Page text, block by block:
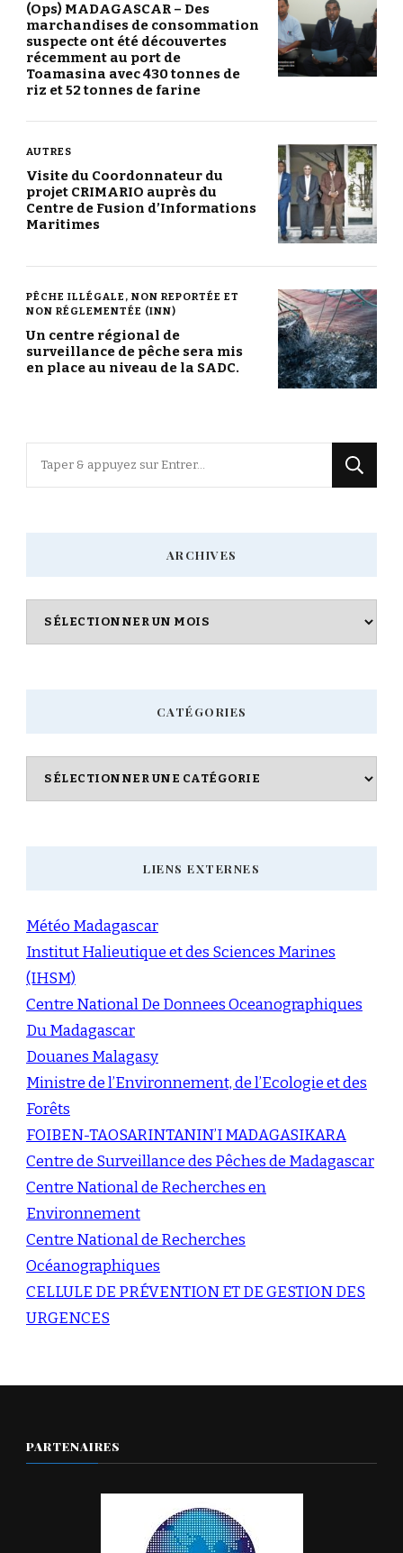
(Ops) MADAGASCAR – Des
marchandises de consommation
suspecte ont été découvertes
récemment au port de
Toamasina avec 430 tonnes de
riz et 52 tonnes de farine
AUTRES
Visite du Coordonnateur du
projet CRIMARIO auprès du
Centre de Fusion d’Informations
Maritimes
PÊCHE ILLÉGALE, NON REPORTÉE ET
NON RÉGLEMENTÉE (INN)
Un centre régional de
surveillance de pêche sera mis
en place au niveau de la SADC.
ARCHIVES
Archives
CATÉGORIES
Catégories
LIENS EXTERNES
Météo Madagascar
Institut Halieutique et des Sciences Marines
(IHSM)
Centre National De Donnees Oceanographiques
Du Madagascar
Douanes Malagasy
Ministre de l’Environnement, de l’Ecologie et des
Forêts
FOIBEN-TAOSARINTANIN’I MADAGASIKARA
Centre de Surveillance des Pêches de Madagascar
Centre National de Recherches en
Environnement
Centre National de Recherches
Océanographiques
CELLULE DE PRÉVENTION ET DE GESTION DES
URGENCES
PARTENAIRES